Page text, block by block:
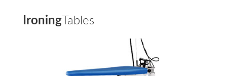
IroningTables